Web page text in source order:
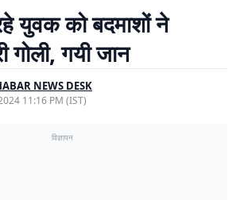
युवक को बदमाशों ने
गोली, गयी जान
NEWS DESK
11:16 PM (IST)
विज्ञापन